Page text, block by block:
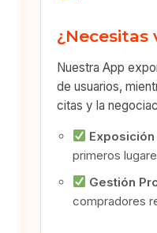
¿Necesitas
Nuestra App
de usuarios,
citas y la
primeros
Gestión
compradores